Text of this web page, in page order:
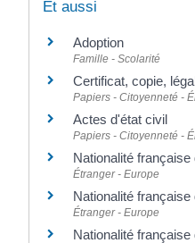
Et aussi
Adoption
Famille - Scolarité
Certificat, copie,
Papiers - Citoyenneté -
Actes d'état civil
Papiers - Citoyenneté -
Nationalité
Étranger - Europe
Nationalité
Étranger - Europe
Nationalité